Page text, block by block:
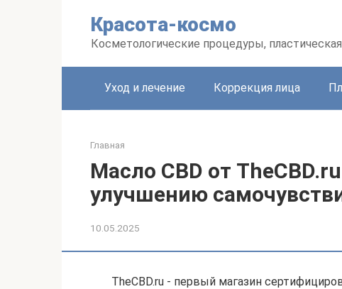
Красота-космо
Косметологические процедуры, пластическая
Уход и лечение Коррекция лица
Главная
Масло CBD от
улучшению
10.05.2025
TheCBD.ru - первый магазин